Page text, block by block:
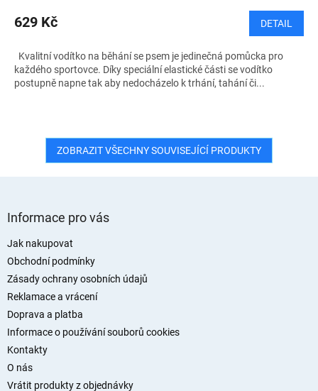
629 Kč DETAIL
Kvalitní vodítko na běhání se psem je jedinečná pomůcka pro
každého sportovce. Díky speciální elastické části se vodítko
postupně napne tak aby nedocházelo k trhání, tahání či...
ZOBRAZIT VŠECHNY SOUVISEJÍCÍ PRODUKTY
Informace pro vás
Jak nakupovat
Obchodní podmínky
Zásady ochrany osobních údajů
Reklamace a vrácení
Doprava a platba
Informace o používání souborů cookies
Kontakty
O nás
Vrátit produkty z objednávky